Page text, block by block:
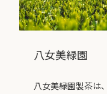
八女美緑園
八女美緑園製茶は